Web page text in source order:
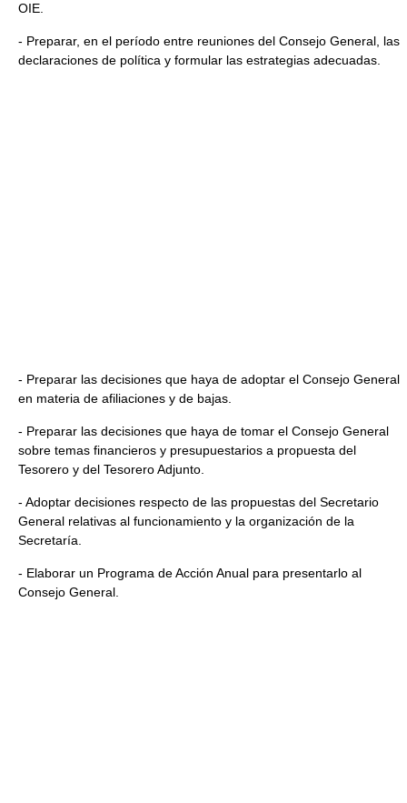
OIE.
- Preparar, en el período entre reuniones del Consejo General, las
declaraciones de política y formular las estrategias adecuadas.
- Preparar las decisiones que haya de adoptar el Consejo General
en materia de afiliaciones y de bajas.
- Preparar las decisiones que haya de tomar el Consejo General
sobre temas financieros y presupuestarios a propuesta del
Tesorero y del Tesorero Adjunto.
- Adoptar decisiones respecto de las propuestas del Secretario
General relativas al funcionamiento y la organización de la
Secretaría.
- Elaborar un Programa de Acción Anual para presentarlo al
Consejo General.